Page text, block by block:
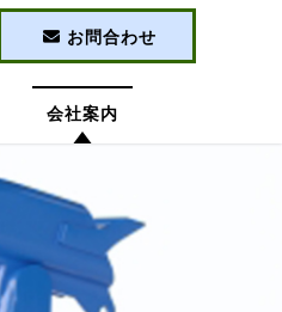
お問合わせ
会社案内